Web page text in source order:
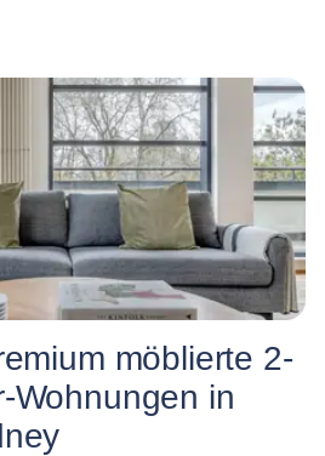
möblierte 2-
Wohnungen in